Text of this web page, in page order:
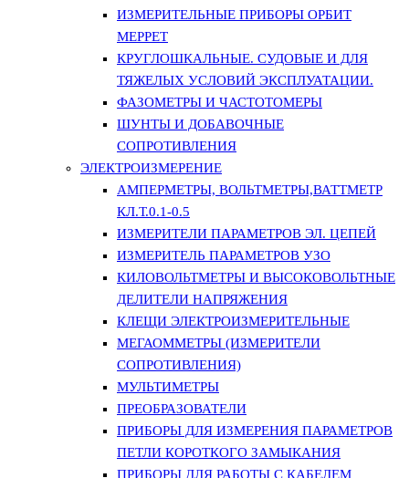
ИЗМЕРИТЕЛЬНЫЕ ПРИБОРЫ ОРБИТ
МЕРРЕТ
КРУГЛОШКАЛЬНЫЕ. СУДОВЫЕ И ДЛЯ
ТЯЖЕЛЫХ УСЛОВИЙ ЭКСПЛУАТАЦИИ.
ФАЗОМЕТРЫ И ЧАСТОТОМЕРЫ
ШУНТЫ И ДОБАВОЧНЫЕ
СОПРОТИВЛЕНИЯ
ЭЛЕКТРОИЗМЕРЕНИЕ
АМПЕРМЕТРЫ, ВОЛЬТМЕТРЫ,ВАТТМЕТР
КЛ.Т.0.1-0.5
ИЗМЕРИТЕЛИ ПАРАМЕТРОВ ЭЛ. ЦЕПЕЙ
ИЗМЕРИТЕЛЬ ПАРАМЕТРОВ УЗО
КИЛОВОЛЬТМЕТРЫ И ВЫСОКОВОЛЬТНЫЕ
ДЕЛИТЕЛИ НАПРЯЖЕНИЯ
КЛЕЩИ ЭЛЕКТРОИЗМЕРИТЕЛЬНЫЕ
МЕГАОММЕТРЫ (ИЗМЕРИТЕЛИ
СОПРОТИВЛЕНИЯ)
МУЛЬТИМЕТРЫ
ПРЕОБРАЗОВАТЕЛИ
ПРИБОРЫ ДЛЯ ИЗМЕРЕНИЯ ПАРАМЕТРОВ
ПЕТЛИ КОРОТКОГО ЗАМЫКАНИЯ
ПРИБОРЫ ДЛЯ РАБОТЫ С КАБЕЛЕМ